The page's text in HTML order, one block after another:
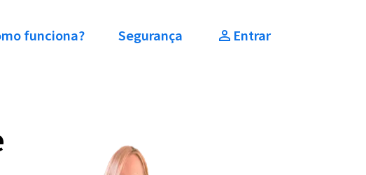
funciona? Segurança Entrar